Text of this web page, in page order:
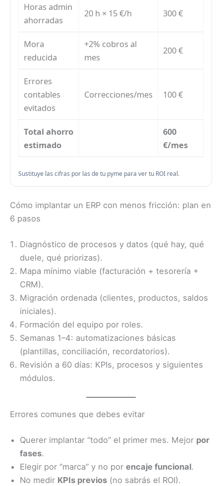
Horas admin
ahorradas
20 h × 15 €/h 300 €
Mora
reducida
+2% cobros al
mes
200 €
Errores
contables
evitados
Correcciones/mes 100 €
Total ahorro
estimado
600
€/mes
Sustituye las cifras por las de tu pyme para ver tu ROI real.
Cómo implantar un ERP con menos fricción: plan en
6 pasos
Diagnóstico de procesos y datos (qué hay, qué
duele, qué priorizas).
Mapa mínimo viable (facturación + tesorería +
CRM).
Migración ordenada (clientes, productos, saldos
iniciales).
Formación del equipo por roles.
Semanas 1–4: automatizaciones básicas
(plantillas, conciliación, recordatorios).
Revisión a 60 días: KPIs, procesos y siguientes
módulos.
Errores comunes que debes evitar
Querer implantar “todo” el primer mes. Mejor por
fases.
Elegir por “marca” y no por encaje funcional.
No medir KPIs previos (no sabrás el ROI).